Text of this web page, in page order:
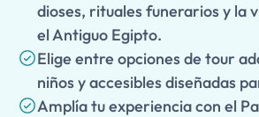
dioses, rituales funerarios y la
el Antiguo Egipto.
Elige entre opciones de tour
niños y accesibles diseñadas
Amplía tu experiencia con el